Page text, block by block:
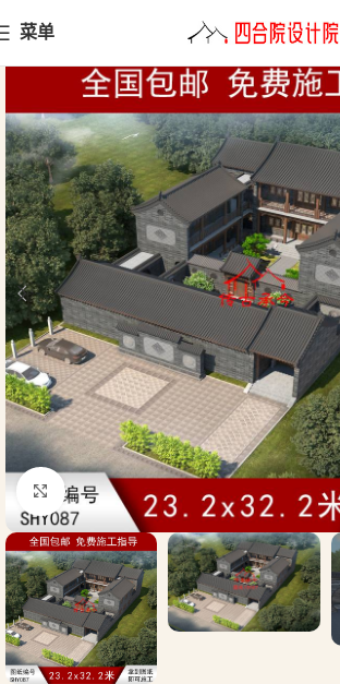
菜单
首页 四合院
点击放大